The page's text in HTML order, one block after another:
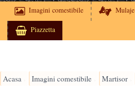
Imagini comestibile Mulaje
Piazzetta
Acasa Imagini comestibile Martisor